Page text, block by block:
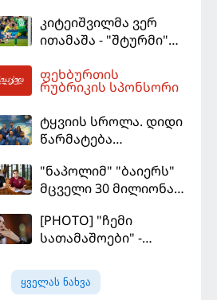
მატჩში
"მალიორკასთან"
კიტეიშვილმა ვერ
ითამაშა - "შტურმი"
"ფენერბაჰჩესთან"
დამარცხდა
ფეხბურთის
რუბრიკის სპონსორი
ტყვიის სროლა. დიდი
წარმატება
"ნაპოლიმ" "ბაიერს"
მცველი 30 მილიონად
[PHOTO] "ჩემი
სათამაშოები" -
ძვირფასი ავტოპარკი
აჩვენა
ყველას ნახვა